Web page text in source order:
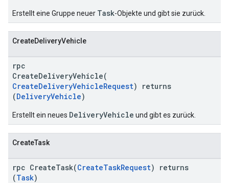
Erstellt eine Gruppe neuer Task-Objekte und gibt sie zurück.
CreateDeliveryVehicle
rpc
CreateDeliveryVehicle(
CreateDeliveryVehicleRequest) returns
(DeliveryVehicle)
Erstellt ein neues DeliveryVehicle und gibt es zurück.
CreateTask
rpc CreateTask(CreateTaskRequest) returns
(Task)